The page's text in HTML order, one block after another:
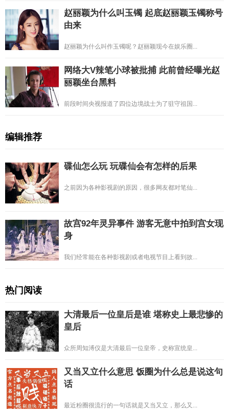
赵丽颖为什么叫玉镯 起底赵丽颖玉镯称号
由来
赵丽颖为什么叫作玉镯呢？赵丽颖现今在娱乐圈...
网络大V辣笔小球被批捕 此前曾经曝光赵
丽颖坐台黑料
前段时间央视报道了四位边境战士为了驻守祖国...
编辑推荐
碟仙怎么玩 玩碟仙会有怎样的后果
之前因为各种影视剧的原因，很多网友都对笔仙...
故宫92年灵异事件 游客无意中拍到宫女现
身
我们经常能在各种影视剧或者电视节目上看到故...
热门阅读
大清最后一位皇后是谁 堪称史上最悲惨的
皇后
众所周知溥仪是大清最后一位皇帝，史称宣统皇...
又当又立什么意思 饭圈为什么总是说这句
话
最近粉圈很流行的一句话就是又当又立，那么又...